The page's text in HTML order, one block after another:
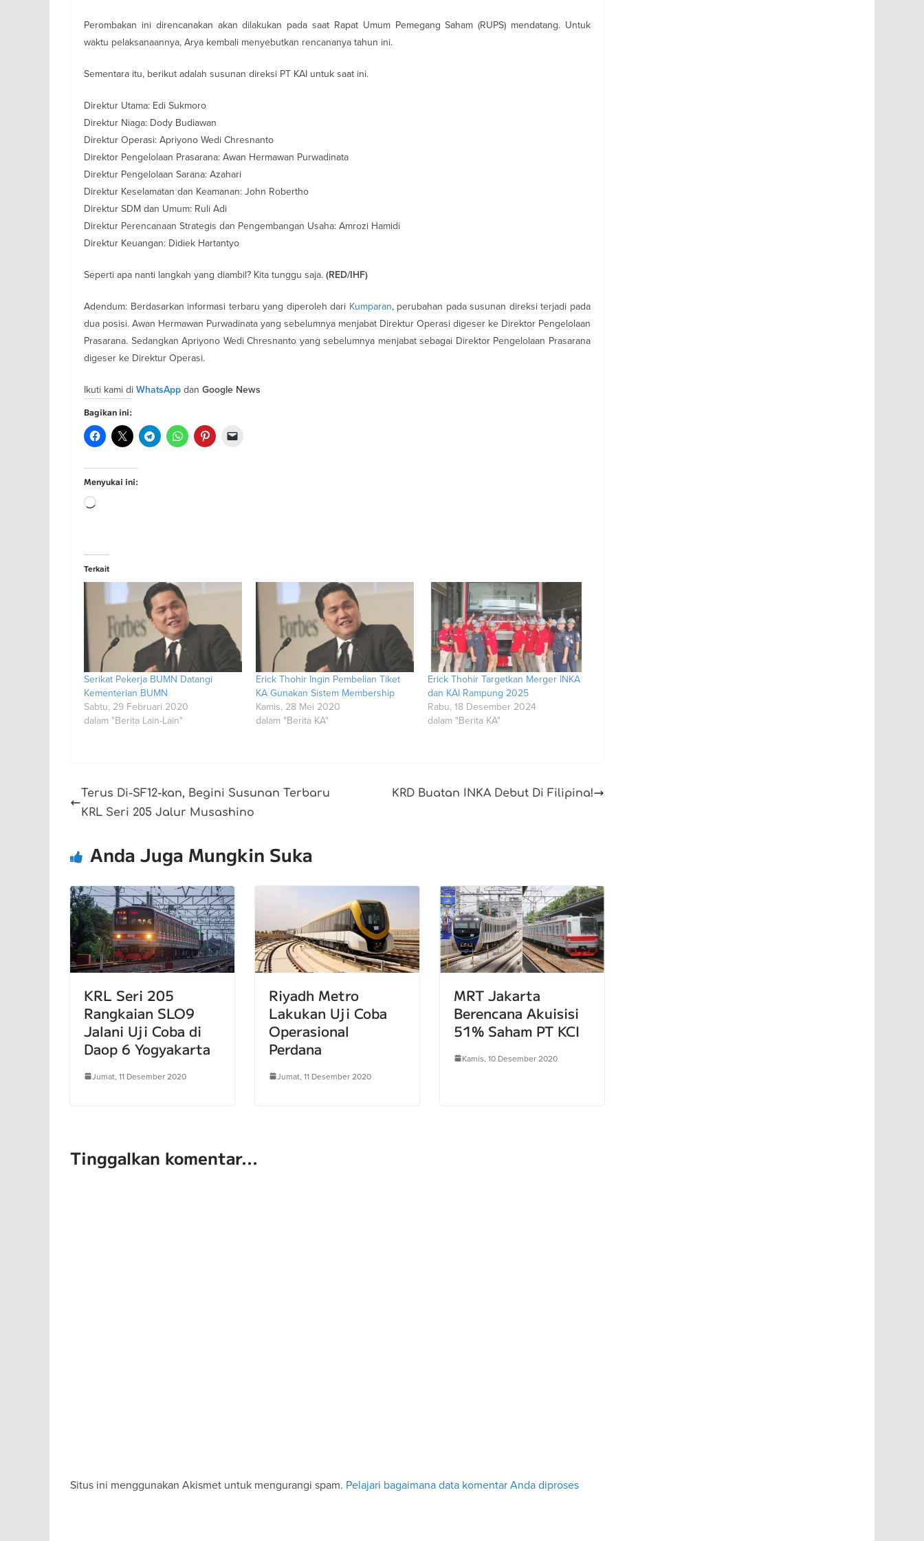
Perombakan ini direncanakan akan dilakukan pada saat Rapat Umum Pemegang Saham (RUPS) mendatang. Untuk
waktu pelaksanaannya, Arya kembali menyebutkan rencananya tahun ini.
Sementara itu, berikut adalah susunan direksi PT KAI untuk saat ini.
Direktur Utama: Edi Sukmoro
Direktur Niaga: Dody Budiawan
Direktur Operasi: Apriyono Wedi Chresnanto
Direktor Pengelolaan Prasarana: Awan Hermawan Purwadinata
Direktur Pengelolaan Sarana: Azahari
Direktur Keselamatan dan Keamanan: John Robertho
Direktur SDM dan Umum: Ruli Adi
Direktur Perencanaan Strategis dan Pengembangan Usaha: Amrozi Hamidi
Direktur Keuangan: Didiek Hartantyo
Seperti apa nanti langkah yang diambil? Kita tunggu saja. (RED/IHF)
Adendum: Berdasarkan informasi terbaru yang diperoleh dari Kumparan, perubahan pada susunan direksi terjadi pada
dua posisi. Awan Hermawan Purwadinata yang sebelumnya menjabat Direktur Operasi digeser ke Direktor Pengelolaan
Prasarana. Sedangkan Apriyono Wedi Chresnanto yang sebelumnya menjabat sebagai Direktor Pengelolaan Prasarana
digeser ke Direktur Operasi.
Ikuti kami di WhatsApp dan Google News
Bagikan ini:
Menyukai ini:
Memuat...
Terkait
Serikat Pekerja BUMN Datangi
Kementerian BUMN
Sabtu, 29 Februari 2020
dalam "Berita Lain-Lain"
Erick Thohir Ingin Pembelian Tiket
KA Gunakan Sistem Membership
Kamis, 28 Mei 2020
dalam "Berita KA"
Erick Thohir Targetkan Merger INKA
dan KAI Rampung 2025
Rabu, 18 Desember 2024
dalam "Berita KA"
Terus Di-SF12-kan, Begini Susunan Terbaru
KRL Seri 205 Jalur Musashino
KRD Buatan INKA Debut Di Filipina!
Anda Juga Mungkin Suka
KRL Seri 205
Rangkaian SLO9
Jalani Uji Coba di
Daop 6 Yogyakarta
Jumat, 11 Desember 2020
Riyadh Metro
Lakukan Uji Coba
Operasional
Perdana
Jumat, 11 Desember 2020
MRT Jakarta
Berencana Akuisisi
51% Saham PT KCI
Kamis, 10 Desember 2020
Tinggalkan komentar...
Situs ini menggunakan Akismet untuk mengurangi spam. Pelajari bagaimana data komentar Anda diproses